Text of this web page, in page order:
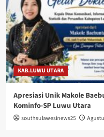
KAB.LUWU UTARA
Apresiasi Unik Makole
Kominfo-SP Luwu Utara
southsulawesinews25